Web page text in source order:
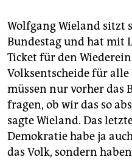
Wolfgang Wieland sitzt
Bundestag und hat mit
Ticket für den
Volksentscheide für
müssen nur vorher das
fragen, ob wir das so
sagte Wieland. Das
Demokratie habe ja
das Volk, sondern